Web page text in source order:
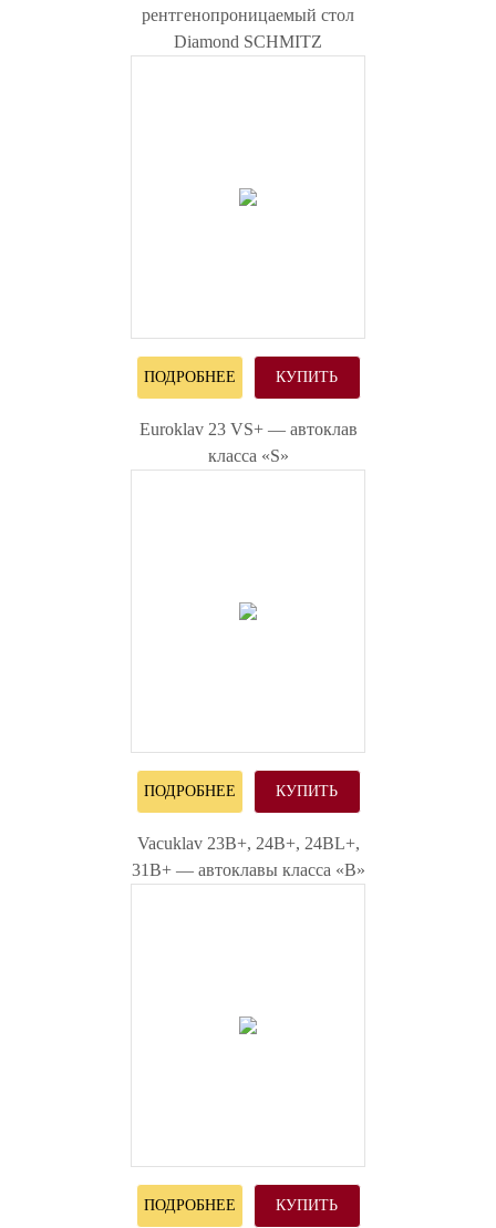
рентгенопроницаемый стол
Diamond SCHMITZ
ПОДРОБНЕЕ КУПИТЬ
Euroklav 23 VS+ — автоклав
класса «S»
ПОДРОБНЕЕ КУПИТЬ
Vacuklav 23B+, 24B+, 24BL+,
31B+ — автоклавы класса «B»
ПОДРОБНЕЕ КУПИТЬ